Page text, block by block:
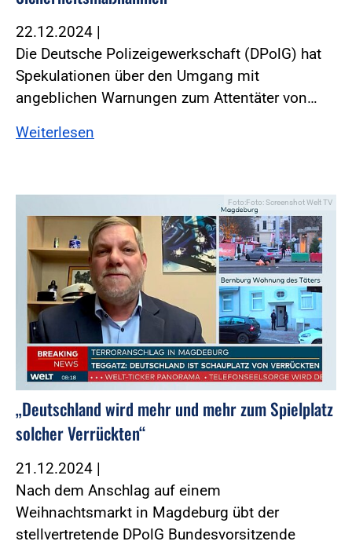
22.12.2024 |
Die Deutsche Polizeigewerkschaft (DPolG) hat
Spekulationen über den Umgang mit
angeblichen Warnungen zum Attentäter von…
Weiterlesen
Foto:Foto: Screenshot Welt TV
„Deutschland wird mehr und mehr zum Spielplatz
solcher Verrückten“
21.12.2024 |
Nach dem Anschlag auf einem
Weihnachtsmarkt in Magdeburg übt der
stellvertretende DPolG Bundesvorsitzende